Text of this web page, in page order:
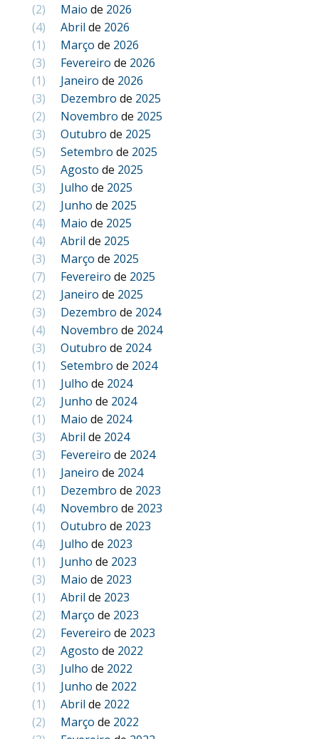
(2)
Maio de 2026
(4)
Abril de 2026
(1)
Março de 2026
(3)
Fevereiro de 2026
(1)
Janeiro de 2026
(3)
Dezembro de 2025
(2)
Novembro de 2025
(3)
Outubro de 2025
(5)
Setembro de 2025
(5)
Agosto de 2025
(3)
Julho de 2025
(2)
Junho de 2025
(4)
Maio de 2025
(4)
Abril de 2025
(3)
Março de 2025
(7)
Fevereiro de 2025
(2)
Janeiro de 2025
(3)
Dezembro de 2024
(4)
Novembro de 2024
(3)
Outubro de 2024
(1)
Setembro de 2024
(1)
Julho de 2024
(2)
Junho de 2024
(1)
Maio de 2024
(3)
Abril de 2024
(3)
Fevereiro de 2024
(1)
Janeiro de 2024
(1)
Dezembro de 2023
(4)
Novembro de 2023
(1)
Outubro de 2023
(4)
Julho de 2023
(1)
Junho de 2023
(3)
Maio de 2023
(1)
Abril de 2023
(2)
Março de 2023
(2)
Fevereiro de 2023
(2)
Agosto de 2022
(3)
Julho de 2022
(1)
Junho de 2022
(1)
Abril de 2022
(2)
Março de 2022